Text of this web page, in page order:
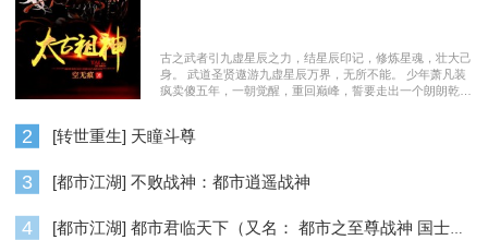
古之武者引九虚星辰之力，结星辰印记，修炼星魂，壮大己
身。 武道圣贤遨游九虚星辰万界，无所不能。 少年萧凡装
疯卖傻五年，一朝觉醒，重回巅峰，誓要走出一个朗朗乾
2 [转世重生] 天瞳斗尊
3 [都市江湖] 不败战神：都市逍遥战神
4 [都市江湖] 都市君临天下（又名： 都市之至尊战神 国士无双 ）